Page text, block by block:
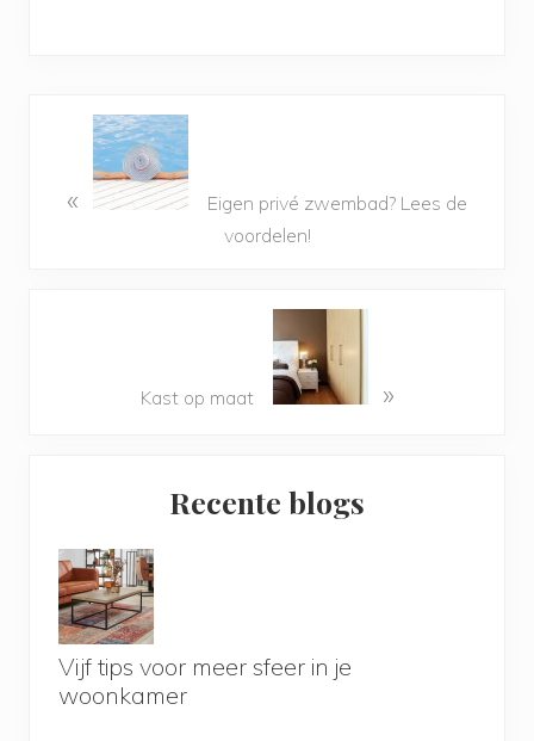
«
Eigen privé zwembad? Lees de
voordelen!
Kast op maat »
Recente blogs
Vijf tips voor meer sfeer in je
woonkamer